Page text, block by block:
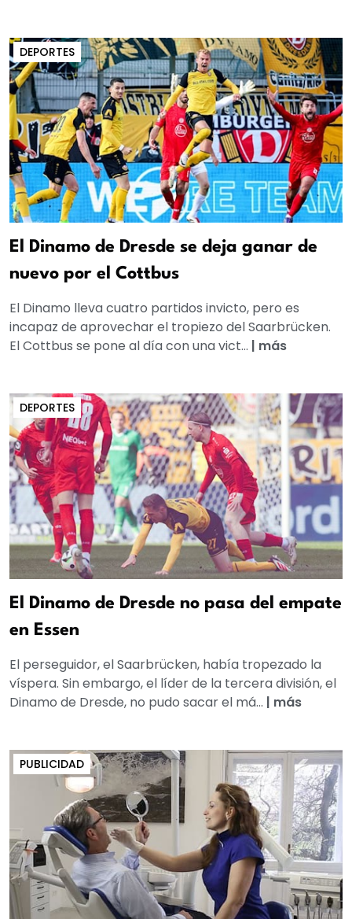
DEPORTES
El Dinamo de Dresde se deja ganar de
nuevo por el Cottbus
El Dinamo lleva cuatro partidos invicto, pero es
incapaz de aprovechar el tropiezo del Saarbrücken.
El Cottbus se pone al día con una vict... | más
DEPORTES
El Dinamo de Dresde no pasa del empate
en Essen
El perseguidor, el Saarbrücken, había tropezado la
víspera. Sin embargo, el líder de la tercera división, el
Dinamo de Dresde, no pudo sacar el má... | más
PUBLICIDAD